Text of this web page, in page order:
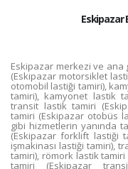
Eskipazar
Eskipazar merkezi ve ana
(Eskipazar motorsiklet
otomobil lastiği tamiri),
tamiri), kamyonet lastik
transit lastik tamiri
tamiri (Eskipazar otobüs
gibi hizmetlerin yanında
(Eskipazar forklift lastiği
işmakinası lastiği tamiri),
tamiri), römork lastik
tamiri (Eskipazar